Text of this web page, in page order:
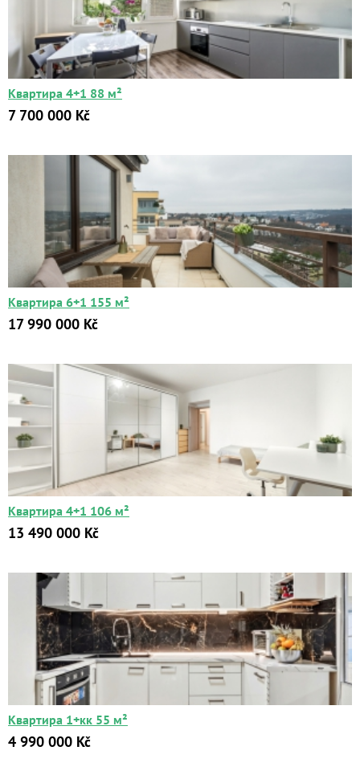
Квартира 4+1 88 м²
7 700 000 Kč
Квартира 6+1 155 м²
17 990 000 Kč
Квартира 4+1 106 м²
13 490 000 Kč
Квартира 1+кк 55 м²
4 990 000 Kč